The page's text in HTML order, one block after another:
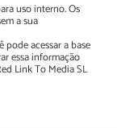
uso interno. Os
a sua
acessar a base
essa informação
Link To Media SL